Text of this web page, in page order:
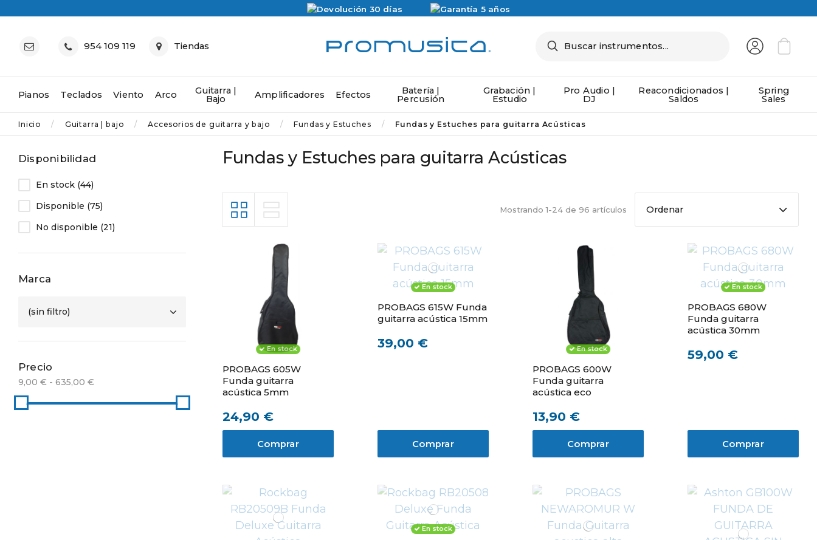
954 109 119 Tiendas
Pianos Teclados Viento Arco Guitarra |
Bajo Amplificadores Efectos Batería |
Percusión
Grabación |
Estudio
Pro Audio |
DJ
Reacondicionados |
Saldos
Spring
Sales
Inicio Guitarra | bajo Accesorios de guitarra y bajo Fundas y Estuches Fundas y Estuches para guitarra Acústicas
Fundas y Estuches para guitarra Acústicas
Mostrando 1-24 de 96 artículos Ordenar
En stock
PROBAGS 605W
Funda guitarra
acústica 5mm
24,90 €
Comprar
En stock
PROBAGS 615W Funda
guitarra acústica 15mm
39,00 €
Comprar
En stock
PROBAGS 600W
Funda guitarra
acústica eco
13,90 €
Comprar
En stock
PROBAGS 680W
Funda guitarra
acústica 30mm
59,00 €
Comprar
En stock
Disponibilidad
En stock (44)
Disponible (75)
No disponible (21)
Marca
(sin filtro)
Precio
9,00 € - 635,00 €